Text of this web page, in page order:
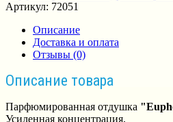
Артикул: 72051
Описание
Доставка и оплата
Отзывы (0)
Описание товара
Парфюмированная отдушка
Усиленная концентрация.